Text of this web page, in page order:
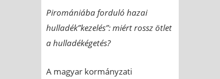
Piromániába forduló hazai
hulladék”kezelés”: miért rossz ötlet
a hulladékégetés?
A magyar kormányzati